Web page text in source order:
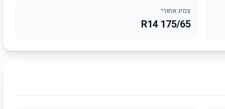
צמיג אחורי
175/65 R14